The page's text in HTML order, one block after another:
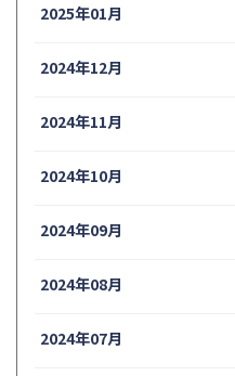
2025年01月
2024年12月
2024年11月
2024年10月
2024年09月
2024年08月
2024年07月